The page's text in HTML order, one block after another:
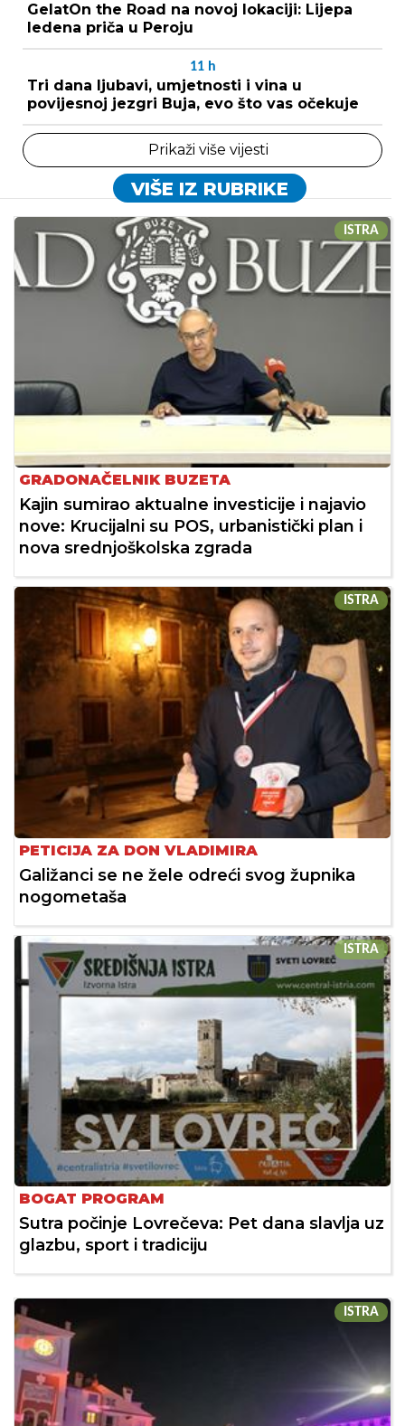
GelatOn the Road na novoj lokaciji: Lijepa
ledena priča u Peroju
11 h
Tri dana ljubavi, umjetnosti i vina u
povijesnoj jezgri Buja, evo što vas očekuje
Prikaži više vijesti
VIŠE IZ RUBRIKE
ISTRA
GRADONAČELNIK BUZETA
Kajin sumirao aktualne investicije i najavio
nove: Krucijalni su POS, urbanistički plan i
nova srednjoškolska zgrada
ISTRA
PETICIJA ZA DON VLADIMIRA
Galižanci se ne žele odreći svog župnika
nogometaša
ISTRA
BOGAT PROGRAM
Sutra počinje Lovrečeva: Pet dana slavlja uz
glazbu, sport i tradiciju
ISTRA